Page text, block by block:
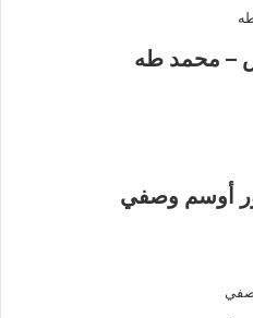
– محمد طه
أوسم وصفي